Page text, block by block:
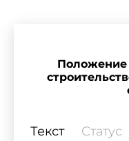
Положение
Текст Статус